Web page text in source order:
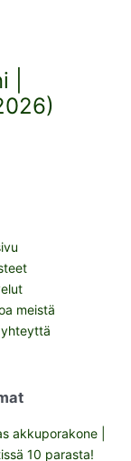
meistä
akkuporakone |
10 parasta!